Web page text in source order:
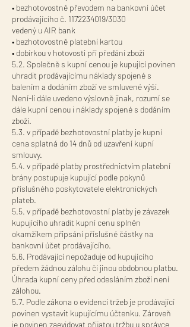
• bezhotovostně převodem na bankovní účet
prodávajícího č. 1172234019/3030
vedený u AIR bank
• bezhotovostně platební kartou
• dobírkou v hotovosti při předání zboží
5.2. Společně s kupní cenou je kupující povinen
uhradit prodávajícímu náklady spojené s
balením a dodáním zboží ve smluvené výši.
Není-li dále uvedeno výslovně jinak, rozumí se
dále kupní cenou i náklady spojené s dodáním
zboží.
5.3. v případě bezhotovostní platby je kupní
cena splatná do 14 dnů od uzavření kupní
smlouvy.
5.4. v případě platby prostřednictvím platební
brány postupuje kupující podle pokynů
příslušného poskytovatele elektronických
plateb.
5.5. v případě bezhotovostní platby je závazek
kupujícího uhradit kupní cenu splněn
okamžikem připsání příslušné částky na
bankovní účet prodávajícího.
5.6. Prodávající nepožaduje od kupujícího
předem žádnou zálohu či jinou obdobnou platbu.
Úhrada kupní ceny před odesláním zboží není
zálohou.
5.7. Podle zákona o evidenci tržeb je prodávající
povinen vystavit kupujícímu účtenku. Zároveň
je povinen zaevidovat přijatou tržbu u správce